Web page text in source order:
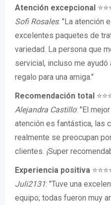
Atención excepcional
Sofi Rosales: "La atención
excelentes paquetes de
variedad. La persona que
servicial, incluso me ayudó
regalo para una amiga."
Recomendación total
Alejandra Castillo: "El
atención es fantástica, las
realmente se preocupan
clientes. ¡Super
Experiencia positiva
Juli2131: "Tuve una
equipo; todas fueron muy